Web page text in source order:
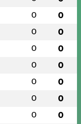
0 0
0 0
0 0
0 0
0 0
0 0
0 0